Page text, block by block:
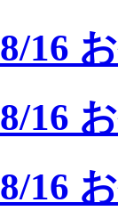
8/16
8/16
8/16